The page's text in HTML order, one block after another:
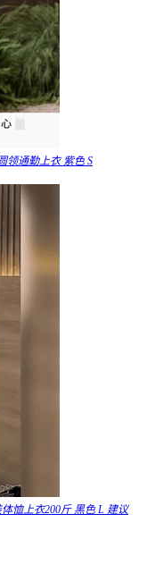
领通勤上衣 紫色 S
恤上衣200斤 黑色 L 建议